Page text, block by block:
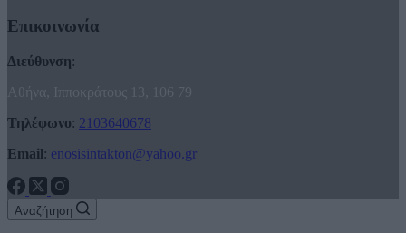
Επικοινωνία
Διεύθυνση:
Αθήνα, Ιπποκράτους 13, 106 79
Τηλέφωνο: 2103640678
Email: enosisintakton@yahoo.gr
Αναζήτηση